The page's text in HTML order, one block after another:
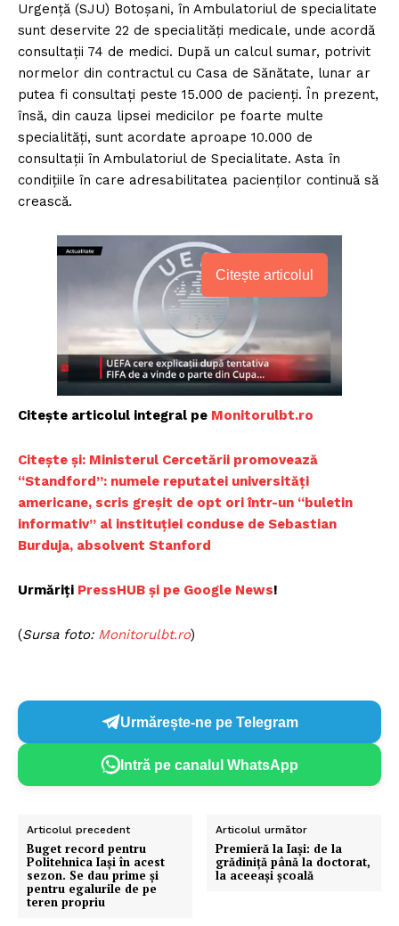
Urgenţă (SJU) Botoșani, în Ambulatoriul de specialitate
sunt deservite 22 de specialități medicale, unde acordă
consultații 74 de medici. După un calcul sumar, potrivit
normelor din contractul cu Casa de Sănătate, lunar ar
putea fi consultaţi peste 15.000 de pacienți. În prezent,
însă, din cauza lipsei medicilor pe foarte multe
specialităţi, sunt acordate aproape 10.000 de
consultaţii în Ambulatoriul de Specialitate. Asta în
condiţiile în care adresabilitatea pacienţilor continuă să
crească.
Citește articolul
Citește articolul integral pe Monitorulbt.ro
Citește și: Ministerul Cercetării promovează
“Standford”: numele reputatei universități
americane, scris greșit de opt ori într-un “buletin
informativ” al instituției conduse de Sebastian
Burduja, absolvent Stanford
Urmăriți PressHUB și pe Google News!
(Sursa foto: Monitorulbt.ro)
Urmărește-ne pe Telegram
Intră pe canalul WhatsApp
Articolul precedent
Buget record pentru
Politehnica Iași în acest
sezon. Se dau prime și
pentru egalurile de pe
teren propriu
Articolul următor
Premieră la Iaşi: de la
grădiniţă până la doctorat,
la aceeași școală